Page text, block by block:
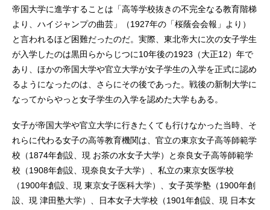
帝国大学に進学することは「高等学校抜きの不完全なる教育階梯
より、ハイジャンプの曲芸」（1927年の「桜蔭会会報」より）
と言われるほど困難だったのだ。実際、東北帝大に次の女子学生
が入学したのは黒田らからじつに10年後の1923（大正12）年で
あり、ほかの帝国大学や官立大学が女子学生の入学を正式に認め
るようになったのは、さらにその後であった。戦後の新制大学に
なってからやっと女子学生の入学を認めた大学もある。
女子が帝国大学や官立大学に行きたくても行けなかった当時、そ
れらに代わる女子の高等教育機関は、官立の東京女子高等師範学
校（1874年創設、現 お茶の水女子大学）と奈良女子高等師範学
校（1908年創設、現奈良女子大学）、私立の東京女医学校
（1900年創設、現 東京女子医科大学）、女子英学塾（1900年創
設、現 津田塾大学）、日本女子大学校（1901年創設、現 日本女